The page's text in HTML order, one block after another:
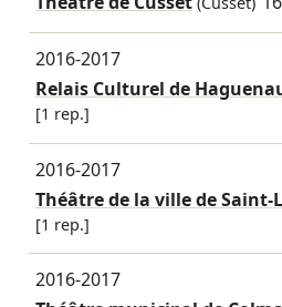
2016-2017
Relais Culturel de
[1 rep.]
2016-2017
Théâtre de la ville de Saint-
[1 rep.]
2016-2017